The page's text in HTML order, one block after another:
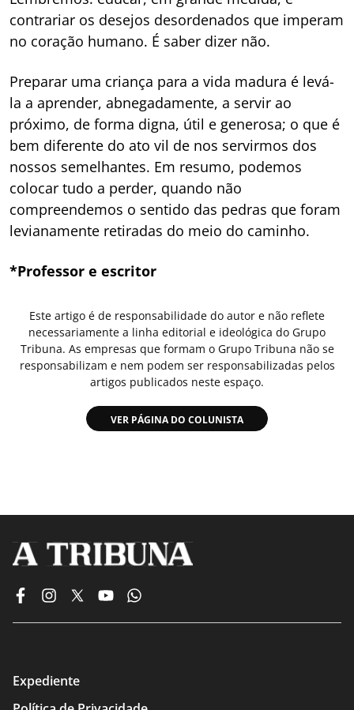
contrariar os desejos desordenados que imperam
no coração humano. É saber dizer não.
Preparar uma criança para a vida madura é levá-
la a aprender, abnegadamente, a servir ao
próximo, de forma digna, útil e generosa; o que é
bem diferente do ato vil de nos servirmos dos
nossos semelhantes. Em resumo, podemos
colocar tudo a perder, quando não
compreendemos o sentido das pedras que foram
levianamente retiradas do meio do caminho.
*Professor e escritor
Este artigo é de responsabilidade do autor e não reflete
necessariamente a linha editorial e ideológica do Grupo
Tribuna. As empresas que formam o Grupo Tribuna não se
responsabilizam e nem podem ser responsabilizadas pelos
artigos publicados neste espaço.
VER PÁGINA DO COLUNISTA
Expediente